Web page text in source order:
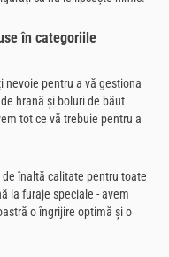
în categoriile
nevoie pentru a vă gestiona
hrană și boluri de băut
tot ce vă trebuie pentru a
înaltă calitate pentru toate
la furaje speciale - avem
o îngrijire optimă și o